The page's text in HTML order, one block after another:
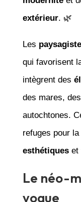
extérieur. 🌿
Les
qui favorisent
intègrent des
des mares,
autochtones.
refuges pour la
esthétiqueset
Le néo-
vogue